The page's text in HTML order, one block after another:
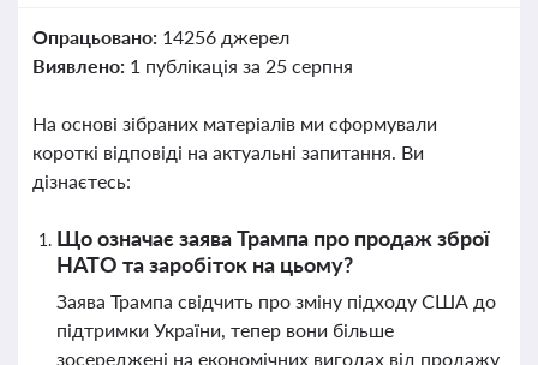
Опрацьовано: 14256 джерел
Виявлено: 1 публікація за 25 серпня
На основі зібраних матеріалів ми сформували
короткі відповіді на актуальні запитання. Ви
дізнаєтесь:
Що означає заява Трампа про продаж зброї
НАТО та заробіток на цьому?
Заява Трампа свідчить про зміну підходу США до
підтримки України, тепер вони більше
зосереджені на економічних вигодах від продажу